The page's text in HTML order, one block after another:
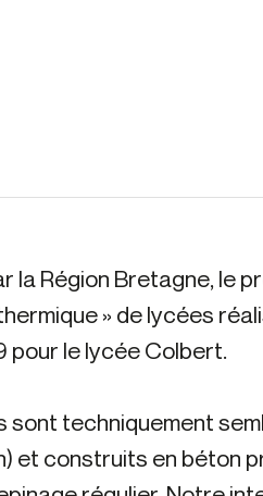
la Région Bretagne, le
» de lycées
pour le lycée Colbert.
sont techniquement
et construits en béton